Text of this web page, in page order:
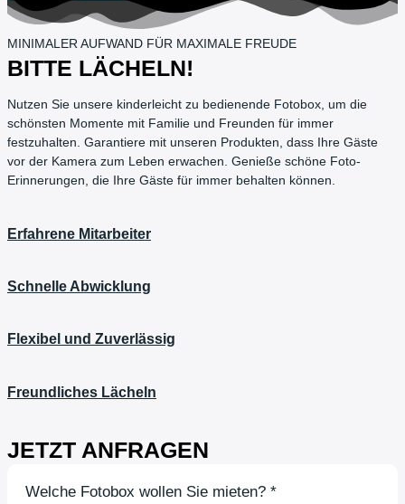
MINIMALER AUFWAND FÜR MAXIMALE FREUDE
BITTE LÄCHELN!
Nutzen Sie unsere kinderleicht zu bedienende Fotobox, um die
schönsten Momente mit Familie und Freunden für immer
festzuhalten. Garantiere mit unseren Produkten, dass Ihre Gäste
vor der Kamera zum Leben erwachen. Genieße schöne Foto-
Erinnerungen, die Ihre Gäste für immer behalten können.
Erfahrene Mitarbeiter
Schnelle Abwicklung
Flexibel und Zuverlässig
Freundliches Lächeln
JETZT ANFRAGEN
Welche Fotobox wollen Sie mieten? *